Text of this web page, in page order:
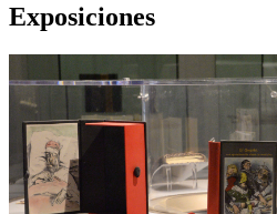
Exposiciones